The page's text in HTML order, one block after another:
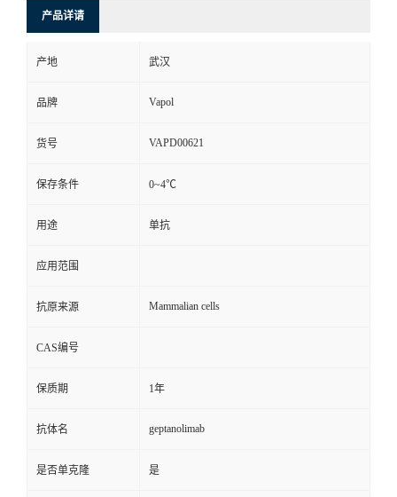
产品详请
产地 武汉
品牌 Vapol
货号 VAPD00621
保存条件 0~4℃
用途 单抗
应用范围
抗原来源 Mammalian cells
CAS编号
保质期 1年
抗体名 geptanolimab
是否单克隆 是